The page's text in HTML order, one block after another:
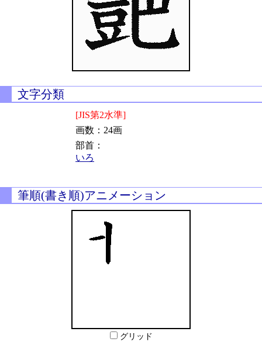
文字分類
[JIS第2水準]
画数：24画
部首：
いろ
筆順(書き順)アニメーション
グリッド